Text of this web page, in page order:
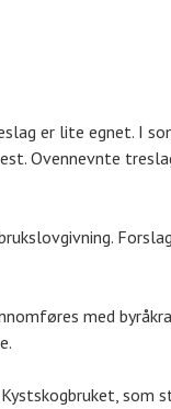
er lite egnet. I
Ovennevnte
med
som